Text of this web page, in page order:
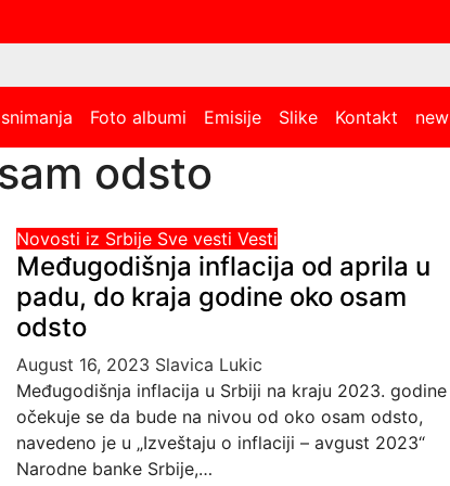
Foto albumi Emisije Slike Kontakt new
odsto
Novosti iz Srbije Sve vesti Vesti
Međugodišnja inflacija od aprila u
padu, do kraja godine oko osam
odsto
August 16, 2023 Slavica Lukic
Međugodišnja inflacija u Srbiji na kraju 2023. godine
očekuje se da bude na nivou od oko osam odsto,
navedeno je u „Izveštaju o inflaciji – avgust 2023“
Narodne banke Srbije,…